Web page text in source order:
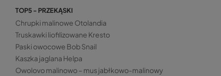
TOP5 - PRZEKĄSKI
Chrupki malinowe Otolandia
Truskawki liofilizowane Kresto
Paski owocowe Bob Snail
Kaszka jaglana Helpa
Owolovo malinowo – mus jabłkowo-malinowy